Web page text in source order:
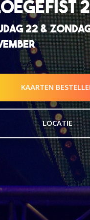
22 &
KAARTEN
LOCATIE